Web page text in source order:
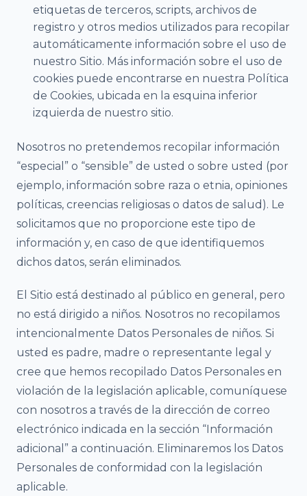
etiquetas de terceros, scripts, archivos de
registro y otros medios utilizados para recopilar
automáticamente información sobre el uso de
nuestro Sitio. Más información sobre el uso de
cookies puede encontrarse en nuestra Política
de Cookies, ubicada en la esquina inferior
izquierda de nuestro sitio.
Nosotros no pretendemos recopilar información
“especial” o “sensible” de usted o sobre usted (por
ejemplo, información sobre raza o etnia, opiniones
políticas, creencias religiosas o datos de salud). Le
solicitamos que no proporcione este tipo de
información y, en caso de que identifiquemos
dichos datos, serán eliminados.
El Sitio está destinado al público en general, pero
no está dirigido a niños. Nosotros no recopilamos
intencionalmente Datos Personales de niños. Si
usted es padre, madre o representante legal y
cree que hemos recopilado Datos Personales en
violación de la legislación aplicable, comuníquese
con nosotros a través de la dirección de correo
electrónico indicada en la sección “Información
adicional” a continuación. Eliminaremos los Datos
Personales de conformidad con la legislación
aplicable.